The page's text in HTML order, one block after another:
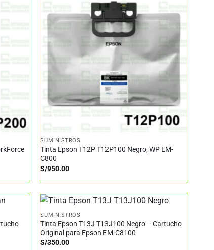
SUMINISTROS
Tinta Epson T12P T12P100 Negro, WP EM-
C800
S/950.00
SUMINISTROS
Tinta Epson T13J T13J100 Negro – Cartucho
Original para Epson EM-C8100
S/350.00